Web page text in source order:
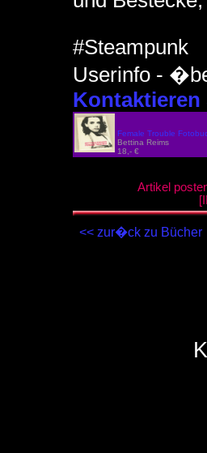
#Steampunk
Userinfo -
Kontaktieren
Female Trouble
Bettina Reims
18,- €
Artikel
<< zur�ck zu Bücher